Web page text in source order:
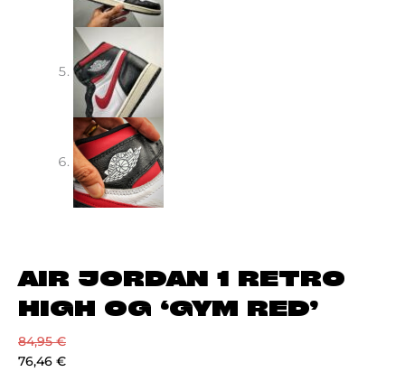
AIR JORDAN 1 RETRO
HIGH OG ‘GYM RED’
84,95€
76,46 €